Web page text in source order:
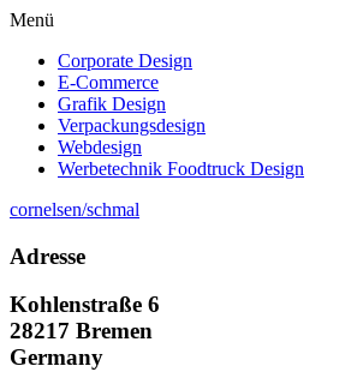
Menü
Corporate Design
E-Commerce
Grafik Design
Verpackungsdesign
Webdesign
Werbetechnik Foodtruck Design
cornelsen/schmal
Adresse
Kohlenstraße 6
28217 Bremen
Germany